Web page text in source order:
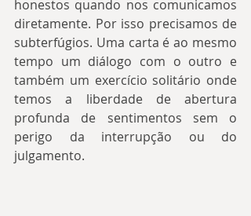
honestos quando nos comunicamos
diretamente. Por isso precisamos de
subterfúgios. Uma carta é ao mesmo
tempo um diálogo com o outro e
também um exercício solitário onde
temos a liberdade de abertura
profunda de sentimentos sem o
perigo da interrupção ou do
julgamento.